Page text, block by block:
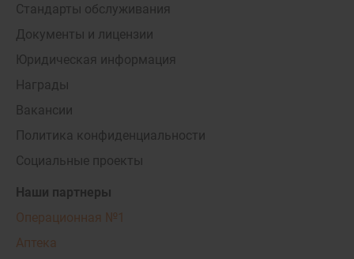
Стандарты обслуживания
Документы и лицензии
Юридическая информация
Награды
Вакансии
Политика конфиденциальности
Социальные проекты
Наши партнеры
Операционная №1
Аптека